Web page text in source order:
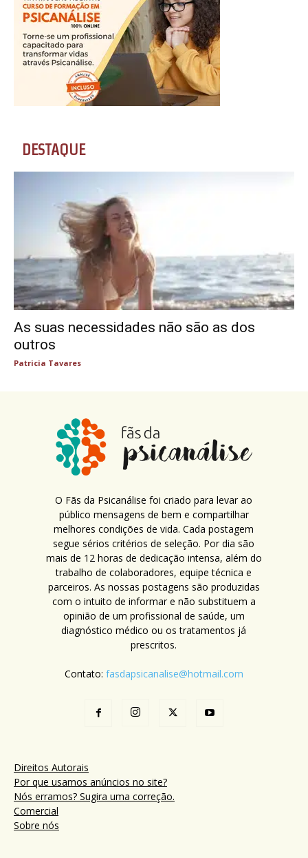
DESTAQUE
As suas necessidades não são as dos
outros
Patricia Tavares
O Fãs da Psicanálise foi criado para levar ao
público mensagens de bem e compartilhar
melhores condições de vida. Cada postagem
segue sérios critérios de seleção. Por dia são
mais de 12 horas de dedicação intensa, além do
trabalho de colaboradores, equipe técnica e
parceiros. As nossas postagens são produzidas
com o intuito de informar e não substituem a
opinião de um profissional de saúde, um
diagnóstico médico ou os tratamentos já
prescritos.
Contato: fasdapsicanalise@hotmail.com
Direitos Autorais
Por que usamos anúncios no site?
Nós erramos? Sugira uma correção.
Comercial
Sobre nós